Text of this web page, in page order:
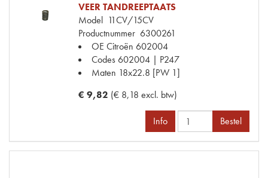
VEER TANDREEPTAATS
Model 11CV/15CV
Productnummer 6300261
OE Citroën 602004
Codes 602004 | P247
Maten 18x22.8 [PW 1]
€ 9,82 (€ 8,18 excl. btw)
Info Bestel